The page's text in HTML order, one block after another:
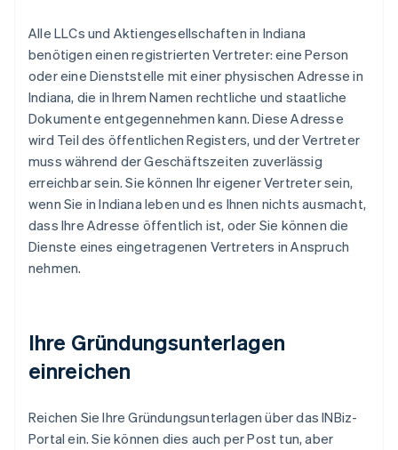
Alle LLCs und Aktiengesellschaften in Indiana
benötigen einen registrierten Vertreter: eine Person
oder eine Dienststelle mit einer physischen Adresse in
Indiana, die in Ihrem Namen rechtliche und staatliche
Dokumente entgegennehmen kann. Diese Adresse
wird Teil des öffentlichen Registers, und der Vertreter
muss während der Geschäftszeiten zuverlässig
erreichbar sein. Sie können Ihr eigener Vertreter sein,
wenn Sie in Indiana leben und es Ihnen nichts ausmacht,
dass Ihre Adresse öffentlich ist, oder Sie können die
Dienste eines eingetragenen Vertreters in Anspruch
nehmen.
Ihre Gründungsunterlagen
einreichen
Reichen Sie Ihre Gründungsunterlagen über das INBiz-
Portal ein. Sie können dies auch per Post tun, aber